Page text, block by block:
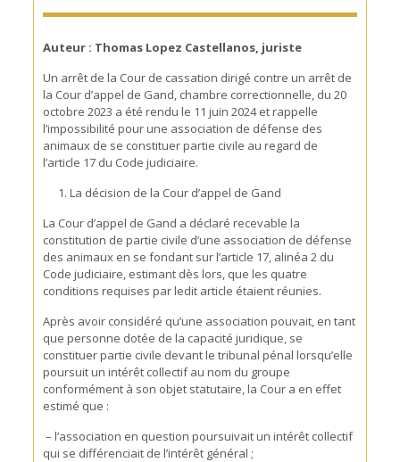
Auteur : Thomas Lopez Castellanos, juriste
Un arrêt de la Cour de cassation dirigé contre un arrêt de
la Cour d’appel de Gand, chambre correctionnelle, du 20
octobre 2023 a été rendu le 11 juin 2024 et rappelle
l’impossibilité pour une association de défense des
animaux de se constituer partie civile au regard de
l’article 17 du Code judiciaire.
La décision de la Cour d’appel de Gand
La Cour d’appel de Gand a déclaré recevable la
constitution de partie civile d’une association de défense
des animaux en se fondant sur l’article 17, alinéa 2 du
Code judiciaire, estimant dès lors, que les quatre
conditions requises par ledit article étaient réunies.
Après avoir considéré qu’une association pouvait, en tant
que personne dotée de la capacité juridique, se
constituer partie civile devant le tribunal pénal lorsqu’elle
poursuit un intérêt collectif au nom du groupe
conformément à son objet statutaire, la Cour a en effet
estimé que :
– l’association en question poursuivait un intérêt collectif
qui se différenciait de l’intérêt général ;